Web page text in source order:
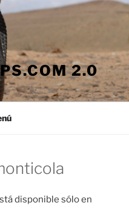
2.0
disponible sólo en